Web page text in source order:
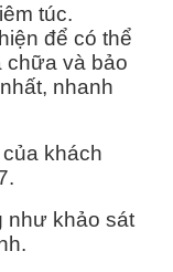
túc.
để có thể
chữa và bảo
nhanh
khách
như khảo sát